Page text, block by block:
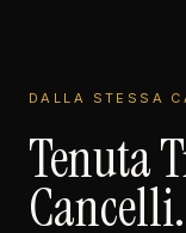
DALLA STESSA
Tenuta
Cancelli.